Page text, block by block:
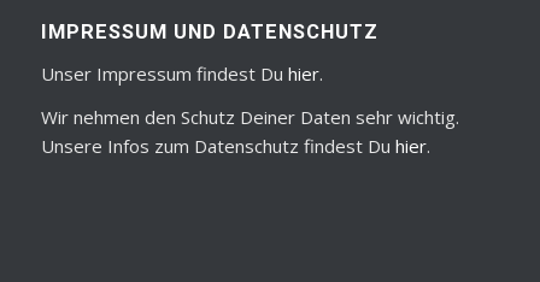
IMPRESSUM UND DATENSCHUTZ
Unser Impressum findest Du hier.
Wir nehmen den Schutz Deiner Daten sehr wichtig.
Unsere Infos zum Datenschutz findest Du hier.